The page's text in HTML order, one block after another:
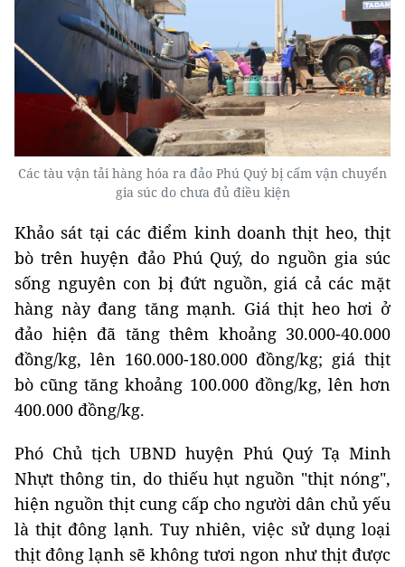
Các tàu vận tải hàng hóa ra đảo Phú Quý bị cấm vận chuyển
gia súc do chưa đủ điều kiện
Khảo sát tại các điểm kinh doanh thịt heo, thịt
bò trên huyện đảo Phú Quý, do nguồn gia súc
sống nguyên con bị đứt nguồn, giá cả các mặt
hàng này đang tăng mạnh. Giá thịt heo hơi ở
đảo hiện đã tăng thêm khoảng 30.000-40.000
đồng/kg, lên 160.000-180.000 đồng/kg; giá thịt
bò cũng tăng khoảng 100.000 đồng/kg, lên hơn
400.000 đồng/kg.
Phó Chủ tịch UBND huyện Phú Quý Tạ Minh
Nhựt thông tin, do thiếu hụt nguồn "thịt nóng",
hiện nguồn thịt cung cấp cho người dân chủ yếu
là thịt đông lạnh. Tuy nhiên, việc sử dụng loại
thịt đông lạnh sẽ không tươi ngon như thịt được